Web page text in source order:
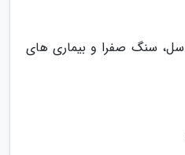
سل، سنگ صفرا و بیماری های